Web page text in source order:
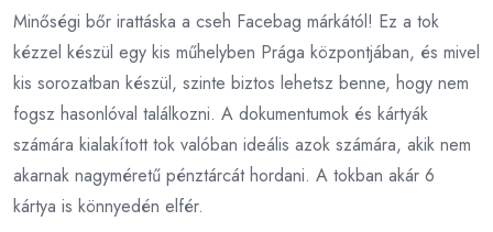
Minőségi bőr irattáska a cseh Facebag márkától! Ez a tok
kézzel készül egy kis műhelyben Prága központjában, és mivel
kis sorozatban készül, szinte biztos lehetsz benne, hogy nem
fogsz hasonlóval találkozni. A dokumentumok és kártyák
számára kialakított tok valóban ideális azok számára, akik nem
akarnak nagyméretű pénztárcát hordani. A tokban akár 6
kártya is könnyedén elfér.